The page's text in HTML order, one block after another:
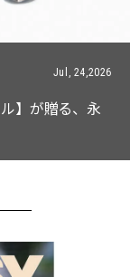
Jul, 15,2026
! 週5で着たく